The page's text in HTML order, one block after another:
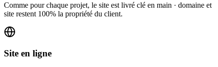
Comme pour chaque projet, le site est livré clé en main · domaine et
site restent 100% la propriété du client.
Site en ligne